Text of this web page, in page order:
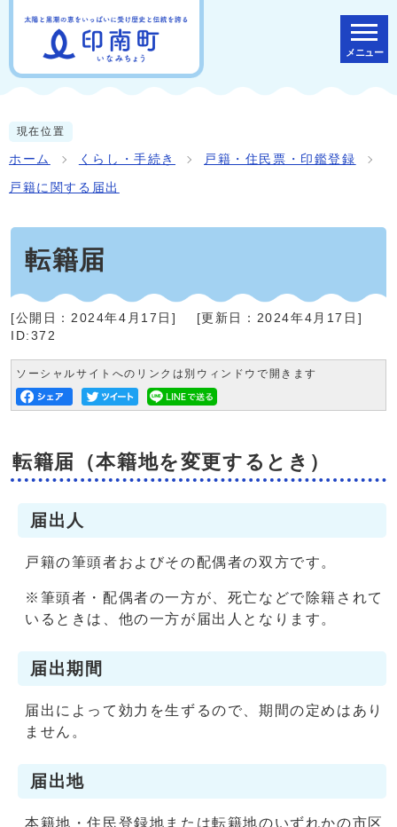
メニュー
現在位置
ホーム くらし・手続き 戸籍・住民票・印鑑登録
戸籍に関する届出
転籍届
[公開日： 2024年4月17日 ] [更新日： 2024年4月17日 ]
ID:372
ソーシャルサイトへのリンクは別ウィンドウで開きます
転籍届（本籍地を変更するとき）
届出人
戸籍の筆頭者およびその配偶者の双方です。
※筆頭者・配偶者の一方が、死亡などで除籍されて
いるときは、他の一方が届出人となります。
届出期間
届出によって効力を生ずるので、期間の定めはあり
ません。
届出地
本籍地・住民登録地または転籍地のいずれかの市区